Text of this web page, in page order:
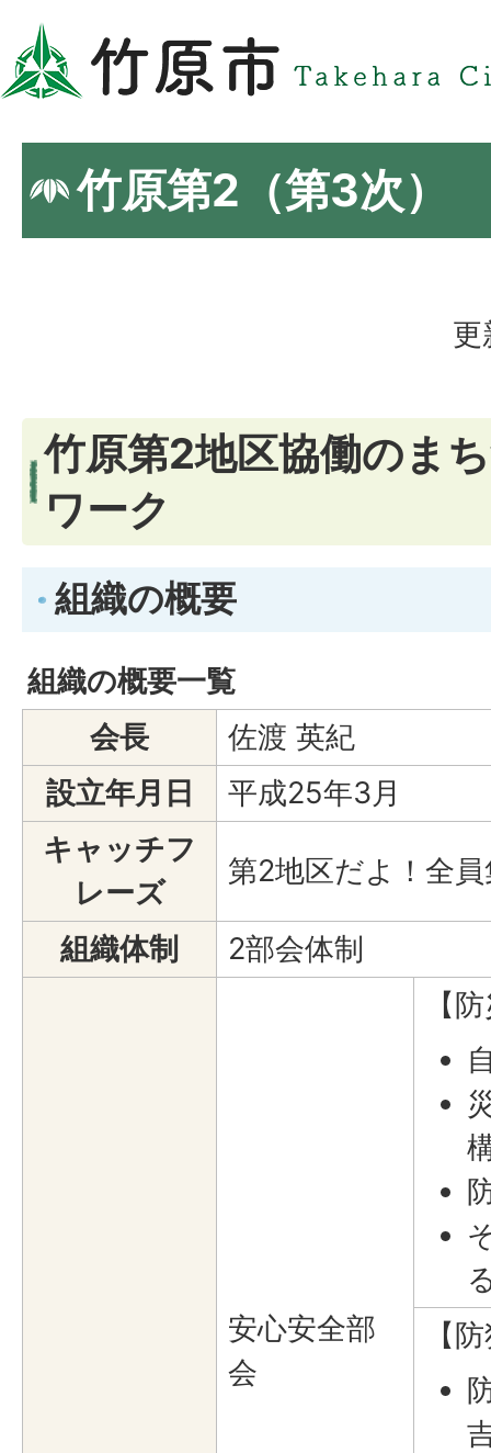
竹原第2（第3次）
更
竹原第2地区協働のま
ワーク
組織の概要
組織の概要一覧
会長
佐渡 英紀
設立年月日
平成25年3月
キャッチフ
レーズ
第2地区だよ！全
組織体制 2部会体制
安心安全部
会
【
【